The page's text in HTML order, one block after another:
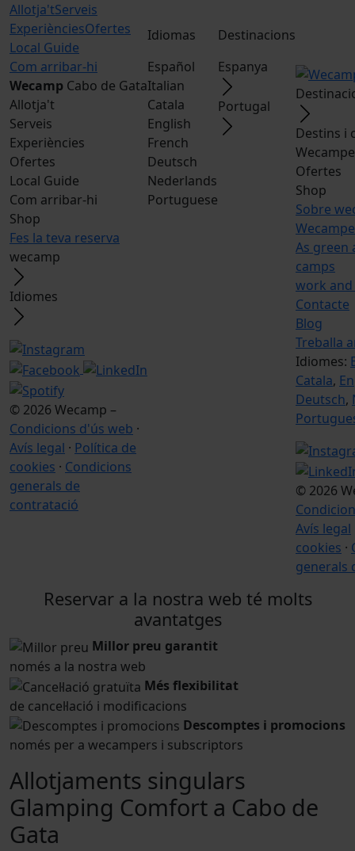
Allotja'tServeis
ExperiènciesOfertes
Local Guide
Com arribar-hi
Wecamp Cabo de Gata
Allotja't
Serveis
Experiències
Ofertes
Local Guide
Com arribar-hi
Shop
Fes la teva reserva
wecamp
Idiomes
© 2026 Wecamp –
Condicions d'ús web ·
Avís legal · Política de
cookies · Condicions
generals de
contratació
Idiomas
Español
Italian
Catala
English
French
Deutsch
Nederlands
Portuguese
Destinacions
Espanya
Portugal
Destins i
Ofertes
Shop
Sobre
As green
camps
work
Contacte
Blog
Treballa
Idiomes:
Catala,
Deutsch,
© 2026
Avís legal
cookies ·
generals
Reservar a la nostra web té molts
avantatges
Millor preu garantit
només a la nostra web
Més flexibilitat
de cancel·lació i modificacions
Descomptes i promocions
només per a wecampers i subscriptors
Allotjaments singulars
Glamping Comfort a Cabo de
Gata